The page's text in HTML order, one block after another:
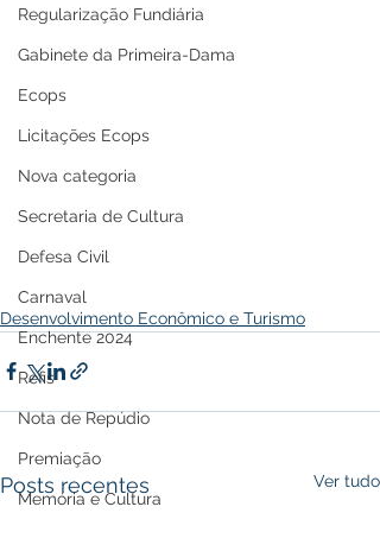
Regularização Fundiária
Gabinete da Primeira-Dama
Ecops
Licitações Ecops
Nova categoria
Secretaria de Cultura
Defesa Civil
Carnaval
Enchente 2024
Refis
Nota de Repúdio
Premiação
Memória e Cultura
Desenvolvimento Econômico e Turismo
Posts recentes Ver tudo